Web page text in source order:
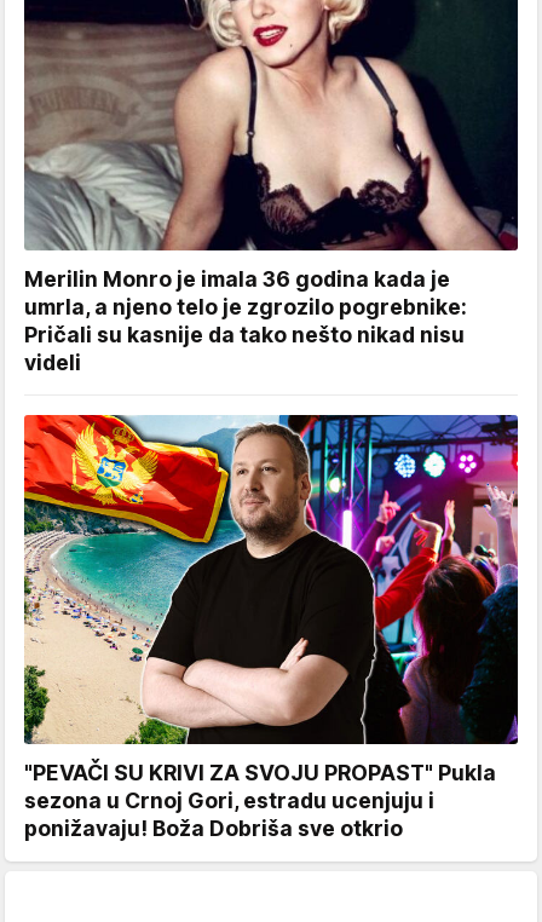
Merilin Monro je imala 36 godina kada je
umrla, a njeno telo je zgrozilo pogrebnike:
Pričali su kasnije da tako nešto nikad nisu
videli
"PEVAČI SU KRIVI ZA SVOJU PROPAST" Pukla
sezona u Crnoj Gori, estradu ucenjuju i
ponižavaju! Boža Dobriša sve otkrio